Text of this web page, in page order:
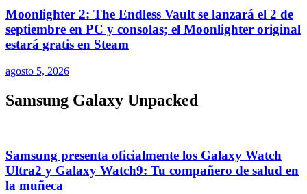
Moonlighter 2: The Endless Vault se lanzará el 2 de
septiembre en PC y consolas; el Moonlighter original
estará gratis en Steam
agosto 5, 2026
Samsung Galaxy Unpacked
Samsung presenta oficialmente los Galaxy Watch
Ultra2 y Galaxy Watch9: Tu compañero de salud en
la muñeca